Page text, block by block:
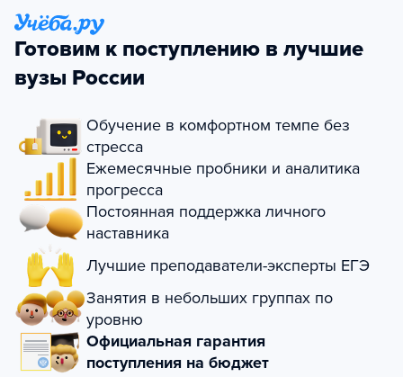
Готовим к поступлению в лучшие
вузы России
Обучение в комфортном темпе без
стресса
Ежемесячные пробники и аналитика
прогресса
Постоянная поддержка личного
наставника
Лучшие преподаватели-эксперты ЕГЭ
Занятия в небольших группах по
уровню
Официальная гарантия
поступления на бюджет